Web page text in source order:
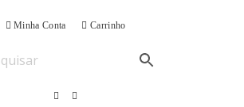
Minha Conta Carrinho